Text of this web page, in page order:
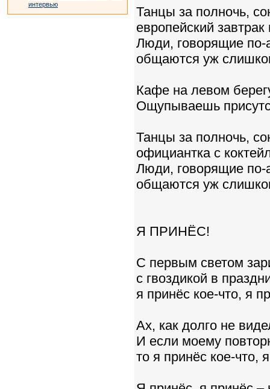
интервью
Танцы за полночь,
европейский завтрак
Люди, говорящие по-
общаются уж
Кафе на левом
Ощупываешь
Танцы за полночь,
официантка с
Люди, говорящие по-
общаются уж
Я ПРИНЁС!
С первым светом
с гвоздикой в
я принёс кое-что, я
Ах, как долго не
И если моему
то я принёс кое-что,